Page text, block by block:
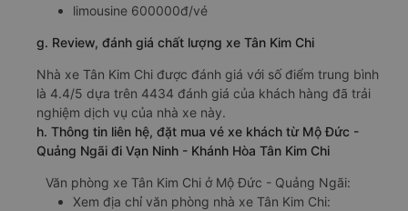
limousine 600000đ/vé
g. Review, đánh giá chất lượng xe Tân Kim Chi
Nhà xe Tân Kim Chi được đánh giá với số điểm trung bình
là 4.4/5 dựa trên 4434 đánh giá của khách hàng đã trải
nghiệm dịch vụ của nhà xe này.
h. Thông tin liên hệ, đặt mua vé xe khách từ Mộ Đức -
Quảng Ngãi đi Vạn Ninh - Khánh Hòa Tân Kim Chi
Văn phòng xe Tân Kim Chi ở Mộ Đức - Quảng Ngãi:
Xem địa chỉ văn phòng nhà xe Tân Kim Chi: